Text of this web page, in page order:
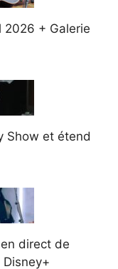
2026 + Galerie
Show et étend
direct de